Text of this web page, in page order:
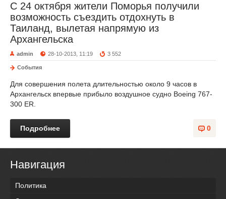
C 24 октября жители Поморья получили
возможность съездить отдохнуть в
Таиланд, вылетая напрямую из
Архангельска
admin 28-10-2013, 11:19 3 552
События
Для совершения полета длительностью около 9 часов в
Архангельск впервые прибыло воздушное судно Boeing 767-
300 ЕR.
0
Подробнее
Навигация
Политика